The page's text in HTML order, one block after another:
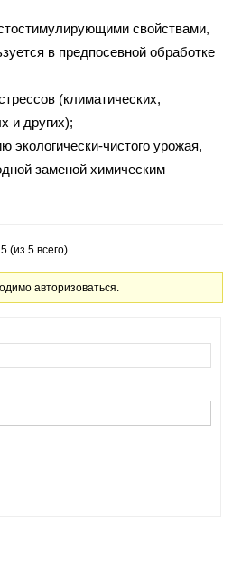
свойствами,
в предпосевной обработке
(климатических,
и других);
экологически-чистого урожая,
заменой химическим
(из 5 всего)
авторизоваться.